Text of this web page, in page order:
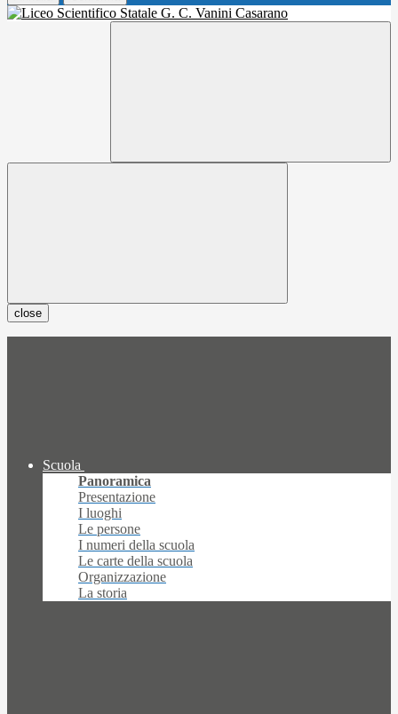
close
Scuola
Panoramica
Presentazione
I luoghi
Le persone
I numeri della scuola
Le carte della scuola
Organizzazione
La storia